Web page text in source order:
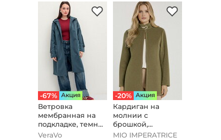
-67% Aкция
Ветровка
мембранная на
подкладке, темно-
синий
VeraVo
-20% Aкция
Кардиган на
молнии с
брошкой,
оливковый
MIO IMPERATRICE